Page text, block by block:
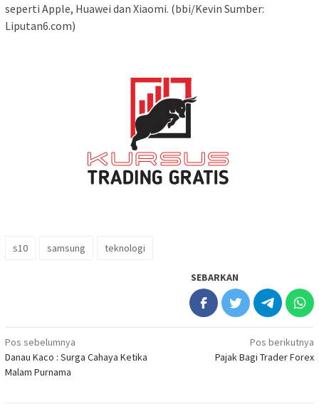
seperti Apple, Huawei dan Xiaomi. (bbi/Kevin Sumber:
Liputan6.com)
s10 samsung teknologi
SEBARKAN
Navigasi
pos
Pos sebelumnya
Danau Kaco : Surga Cahaya Ketika
Malam Purnama
Pos berikutnya
Pajak Bagi Trader Forex